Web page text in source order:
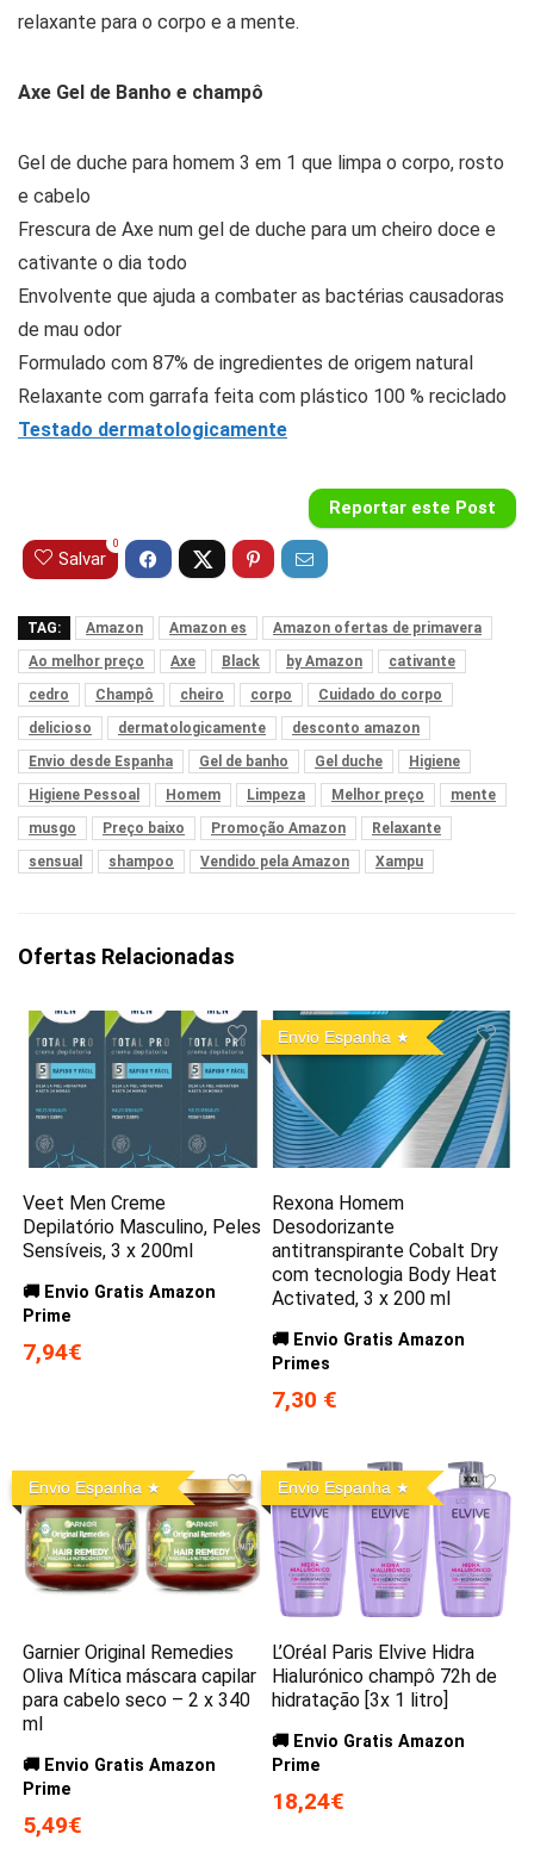
relaxante para o corpo e a mente.
Axe Gel de Banho e champô
Gel de duche para homem 3 em 1 que limpa o corpo, rosto
e cabelo
Frescura de Axe num gel de duche para um cheiro doce e
cativante o dia todo
Envolvente que ajuda a combater as bactérias causadoras
de mau odor
Formulado com 87% de ingredientes de origem natural
Relaxante com garrafa feita com plástico 100 % reciclado
Testado dermatologicamente
Reportar este Post
Salvar
0
TAG: Amazon Amazon es
Amazon ofertas de primavera
Ao melhor preço
Axe Black by Amazon
cativante
cedro
Champô cheiro corpo
Cuidado do corpo
delicioso
dermatologicamente
desconto amazon
Envio desde Espanha
Gel de banho Gel duche
Higiene
Higiene Pessoal
Homem Limpeza Melhor preço
mente
musgo
Preço baixo Promoção Amazon
Relaxante
sensual
shampoo Vendido pela Amazon Xampu
Ofertas Relacionadas
Veet Men Creme
Depilatório Masculino, Peles
Sensíveis, 3 x 200ml
🚚 Envio Gratis Amazon
Prime
7,94€
Envio Espanha
Rexona Homem
Desodorizante
antitranspirante Cobalt Dry
com tecnologia Body Heat
Activated, 3 x 200 ml
🚚 Envio Gratis Amazon
Primes
7,30 €
Envio Espanha
Garnier Original Remedies
Oliva Mítica máscara capilar
para cabelo seco – 2 x 340
ml
🚚 Envio Gratis Amazon
Prime
5,49€
Envio Espanha
L’Oréal Paris Elvive Hidra
Hialurónico champô 72h de
hidratação [3x 1 litro]
🚚 Envio Gratis Amazon
Prime
18,24€